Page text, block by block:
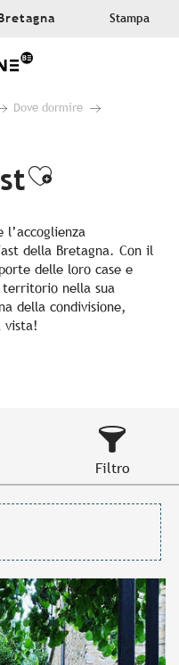
Stampa
Dove dormire
Ajouter
della Bretagna. Con il
delle loro case e
territorio nella sua
della condivisione,
vista!
Filtro